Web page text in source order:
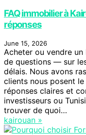
FAQ immobilier à
réponses
June 15, 2026
Acheter ou vendre
de questions — sur
délais. Nous avons
clients nous posent
réponses claires et
investisseurs ou
trouver de quoi…
kairouan »